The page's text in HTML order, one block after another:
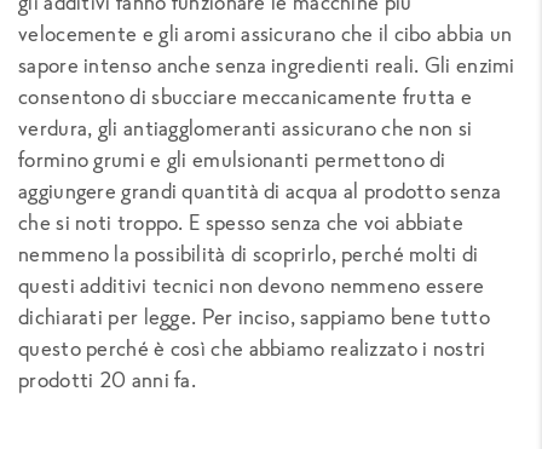
velocemente e gli aromi assicurano che il cibo abbia un
sapore intenso anche senza ingredienti reali. Gli enzimi
consentono di sbucciare meccanicamente frutta e
verdura, gli antiagglomeranti assicurano che non si
formino grumi e gli emulsionanti permettono di
aggiungere grandi quantità di acqua al prodotto senza
che si noti troppo. E spesso senza che voi abbiate
nemmeno la possibilità di scoprirlo, perché molti di
questi additivi tecnici non devono nemmeno essere
dichiarati per legge. Per inciso, sappiamo bene tutto
questo perché è così che abbiamo realizzato i nostri
prodotti 20 anni fa.